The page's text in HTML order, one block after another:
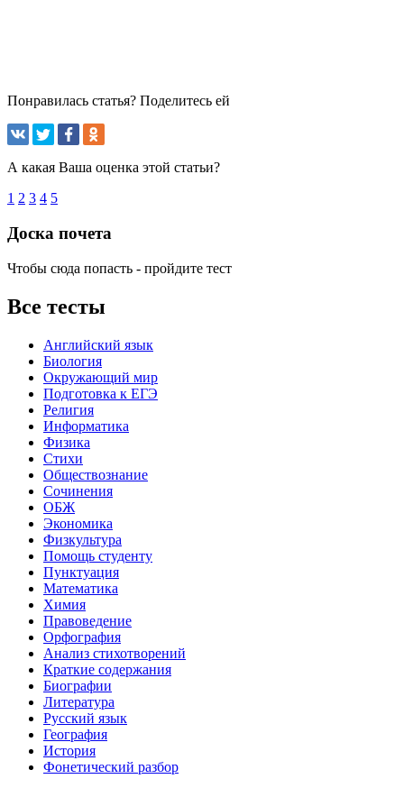
Понравилась статья? Поделитесь ей
А какая Ваша оценка этой статьи?
1 2 3 4 5
Доска почета
Чтобы сюда попасть - пройдите тест
Все тесты
Английский язык
Биология
Окружающий мир
Подготовка к ЕГЭ
Религия
Информатика
Физика
Стихи
Обществознание
Сочинения
ОБЖ
Экономика
Физкультура
Помощь студенту
Пунктуация
Математика
Химия
Правоведение
Орфография
Анализ стихотворений
Краткие содержания
Биографии
Литература
Русский язык
География
История
Фонетический разбор